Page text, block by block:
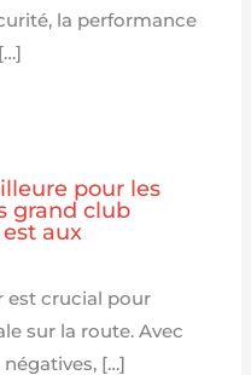
la performance
pour les
grand club
aux
est crucial pour
sur la route. Avec
négatives, […]